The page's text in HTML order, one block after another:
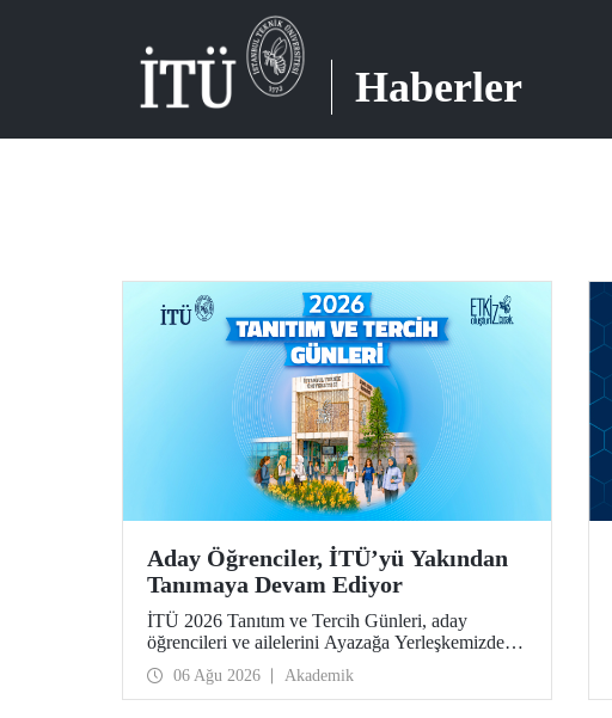
Haberler
Aday Öğrenciler, İTÜ’yü Yakından
Tanımaya Devam Ediyor
İTÜ 2026 Tanıtım ve Tercih Günleri, aday
öğrencileri ve ailelerini Ayazağa Yerleşkemizde
ağırlamaya devam ediyor. Tanıtım ve Tercih
Günleri 7 Ağustos’ta tamamlanacak, ilgili fakülte
ve birimler adaylara bilgi vermeye devam edecek.
06 Ağu 2026 Akademik